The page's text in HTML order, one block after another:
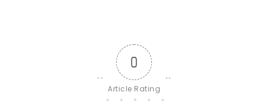
0
Article Rating